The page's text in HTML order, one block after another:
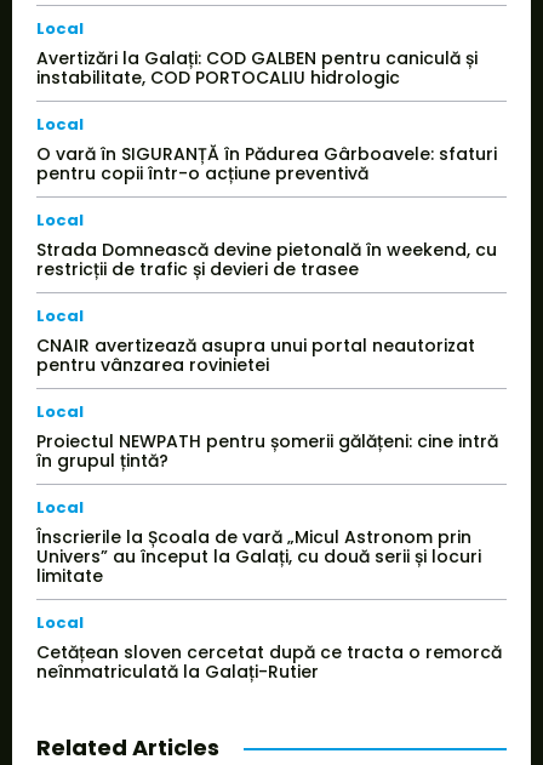
Local
Avertizări la Galați: COD GALBEN pentru caniculă și
instabilitate, COD PORTOCALIU hidrologic
Local
O vară în SIGURANȚĂ în Pădurea Gârboavele: sfaturi
pentru copii într-o acțiune preventivă
Local
Strada Domnească devine pietonală în weekend, cu
restricții de trafic și devieri de trasee
Local
CNAIR avertizează asupra unui portal neautorizat
pentru vânzarea rovinietei
Local
Proiectul NEWPATH pentru șomerii gălățeni: cine intră
în grupul țintă?
Local
Înscrierile la Școala de vară „Micul Astronom prin
Univers” au început la Galați, cu două serii și locuri
limitate
Local
Cetățean sloven cercetat după ce tracta o remorcă
neînmatriculată la Galați-Rutier
Related Articles